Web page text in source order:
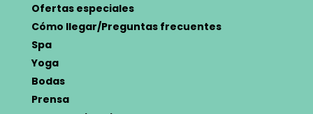
Ofertas especiales
Cómo llegar/Preguntas frecuentes
Spa
Yoga
Bodas
Prensa